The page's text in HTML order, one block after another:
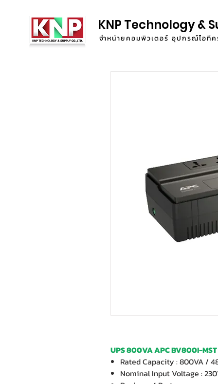
KNP Technology &
จำหน่ายคอมพิวเตอร์ อุปกรณ์ไอที
UPS 800VA APC BV800I-MST
Rated Capacity : 800VA /
Nominal Input Voltage :